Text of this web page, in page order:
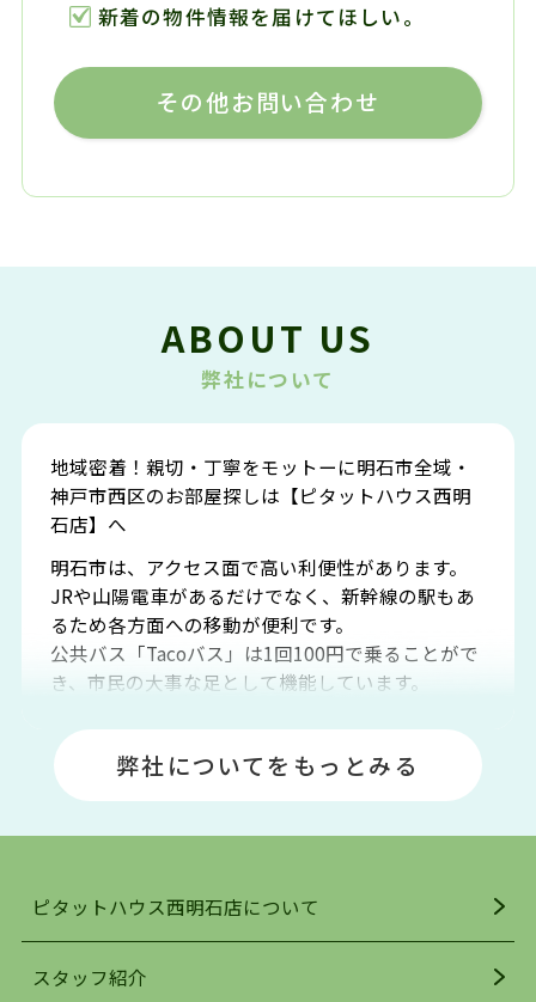
新着の物件情報を届けてほしい。
その他お問い合わせ
ABOUT US
弊社について
地域密着！親切・丁寧をモットーに明石市全域・
神戸市西区のお部屋探しは【ピタットハウス西明
石店】へ
明石市は、アクセス面で高い利便性があります。
JRや山陽電車があるだけでなく、新幹線の駅もあ
るため各方面への移動が便利です。
公共バス「Tacoバス」は1回100円で乗ることがで
き、市民の大事な足として機能しています。
場や釣りスポットが多くあります。JR「大久保
駅」周辺には、ビブレ・イオンをはじめとした買
い物施設も多くあり、買い物にも困りません。
明石駅・西明石駅を中心に、明石市・神戸市西区
でお部屋探している方は、ぜひ当ＨＰにて物件を
お探しになってください。弊社は、スタッフの平
弊社についてをもっとみる
ピタットハウス西明石店について
スタッフ紹介